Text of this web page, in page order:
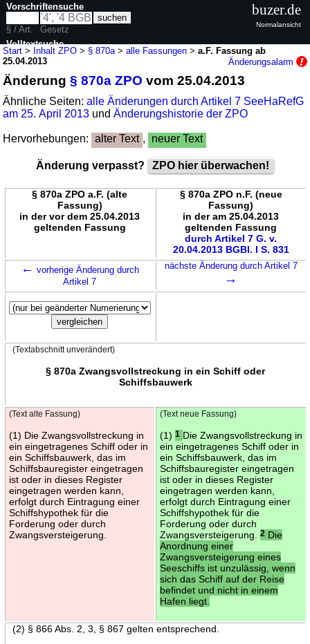
Start > Inhalt ZPO > § 870a >alle Fassungen >a.F. Fassung ab
25.04.2013
Änderungsalarm
Änderung§ 870a ZPO vom 25.04.2013
Ähnliche Seiten:alle Änderungen durch Artikel 7 SeeHaRefG
am 25. April 2013 undÄnderungshistorie der ZPO
Hervorhebungen: alter Text , neuer Text
Änderung verpasst? ZPO hier überwachen!
§ 870a ZPO a.F. (alte
Fassung)
in der vor dem 25.04.2013
geltenden Fassung
§ 870a ZPO n.F. (neue
Fassung)
in der am 25.04.2013
geltenden Fassung
durch Artikel 7 G. v.
20.04.2013 BGBl. I S. 831
← vorherige Änderung durch
Artikel 7
nächste Änderung durch Artikel 7
→
(Textabschnitt unverändert)
§ 870a Zwangsvollstreckung in ein Schiff oder
Schiffsbauwerk
(Text alte Fassung)
(1) Die Zwangsvollstreckung in
ein eingetragenes Schiff oder in
ein Schiffsbauwerk, das im
Schiffsbauregister eingetragen
ist oder in dieses Register
eingetragen werden kann,
erfolgt durch Eintragung einer
Schiffshypothek für die
Forderung oder durch
Zwangsversteigerung.
(Text neue Fassung)
(1) 1 Die Zwangsvollstreckung in
ein eingetragenes Schiff oder in
ein Schiffsbauwerk, das im
Schiffsbauregister eingetragen
ist oder in dieses Register
eingetragen werden kann,
erfolgt durch Eintragung einer
Schiffshypothek für die
Forderung oder durch
Zwangsversteigerung.
2Die
Anordnung einer
Zwangsversteigerung eines
Seeschiffs ist unzulässig, wenn
sich das Schiff auf der Reise
befindet und nicht in einem
Hafen liegt.
(2) § 866 Abs. 2, 3, § 867 gelten entsprechend.
Vorschriftensuche
§ / Art.
Gesetz
Volltextsuche
buzer.de
Normalansicht